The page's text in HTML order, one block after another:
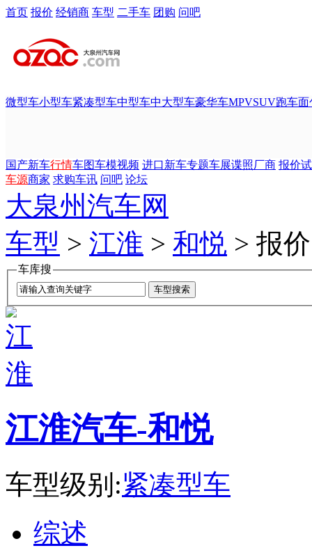
首页 报价 经销商 车型 二手车 团购 问吧
微型车小型车紧凑型车中型车中大型车豪华车MPVSUV跑车面
国产新车行情车图车模视频 进口新车专题车展谍照厂商 报价
车源商家 求购车讯 问吧 论坛
大泉州汽车网
车型 > 江淮 > 和悦 > 报价
车库搜
江淮汽车-和悦
车型级别:紧凑型车
综述